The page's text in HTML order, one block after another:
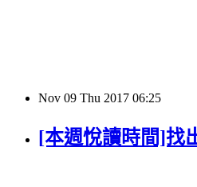
Nov 09 Thu 2017 06:25
[本週悅讀時間]找